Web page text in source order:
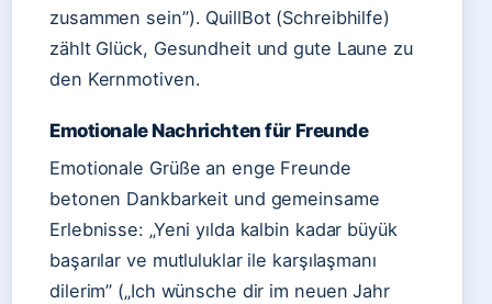
zusammen sein”). QuillBot (Schreibhilfe)
zählt Glück, Gesundheit und gute Laune zu
den Kernmotiven.
Emotionale Nachrichten für Freunde
Emotionale Grüße an enge Freunde
betonen Dankbarkeit und gemeinsame
Erlebnisse: „Yeni yılda kalbin kadar büyük
başarılar ve mutluluklar ile karşılaşmanı
dilerim” („Ich wünsche dir im neuen Jahr